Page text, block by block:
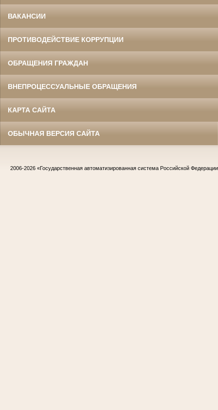
ВАКАНСИИ
ПРОТИВОДЕЙСТВИЕ КОРРУПЦИИ
ОБРАЩЕНИЯ ГРАЖДАН
ВНЕПРОЦЕССУАЛЬНЫЕ ОБРАЩЕНИЯ
КАРТА САЙТА
ОБЫЧНАЯ ВЕРСИЯ САЙТА
2006-2026 «Государственная автоматизированная система Российской